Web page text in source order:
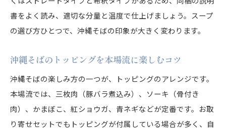
書をよく読み、適切な分量と温度で仕上げましょう。スープ
の選び方ひとつで、沖縄そばの印象が大きく変わります。
沖縄そばのトッピングを本場流に楽しむコツ
沖縄そばの楽しみ方の一つが、トッピングのアレンジです。
本場流では、三枚肉（豚バラ煮込み）、ソーキ（骨付き
肉）、かまぼこ、紅ショウガ、青ネギなどが定番です。お取
り寄せセットでもトッピングが付属している場合が多く、自